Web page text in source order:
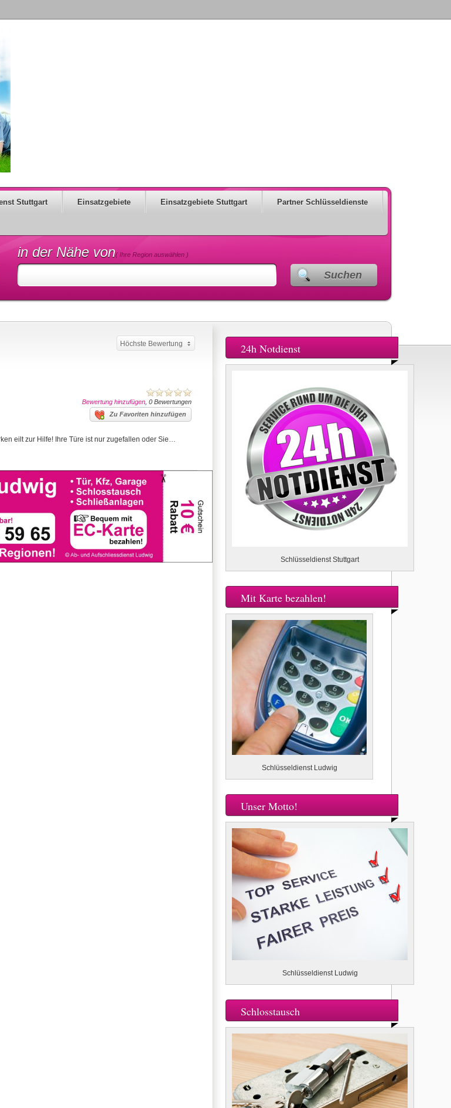
Stuttgart Einsatzgebiete Einsatzgebiete Stuttgart Partner Schlüsseldienste
in der Nähe von( Ihre Region auswählen )
Suchen
Höchste Bewertung
Bewertung hinzufügen , 0 Bewertungen
Zu Favoriten hinzufügen
eilt zur Hilfe! Ihre Türe ist nur zugefallen oder Sie…
24h Notdienst
Schlüsseldienst Stuttgart
Mit Karte bezahlen!
Schlüsseldienst Ludwig
Unser Motto!
Schlüsseldienst Ludwig
Schlosstausch